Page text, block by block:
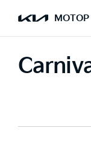
МОТОР